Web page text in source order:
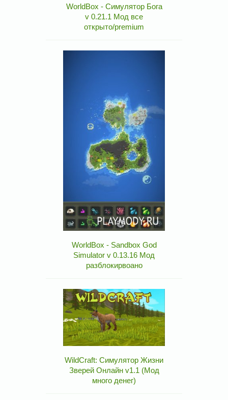
WorldBox - Симулятор Бога
v 0.21.1 Мод все
открыто/premium
WorldBox - Sandbox God
Simulator v 0.13.16 Мод
разблокирвоано
WildCraft: Симулятор Жизни
Зверей Онлайн v1.1 (Мод
много денег)